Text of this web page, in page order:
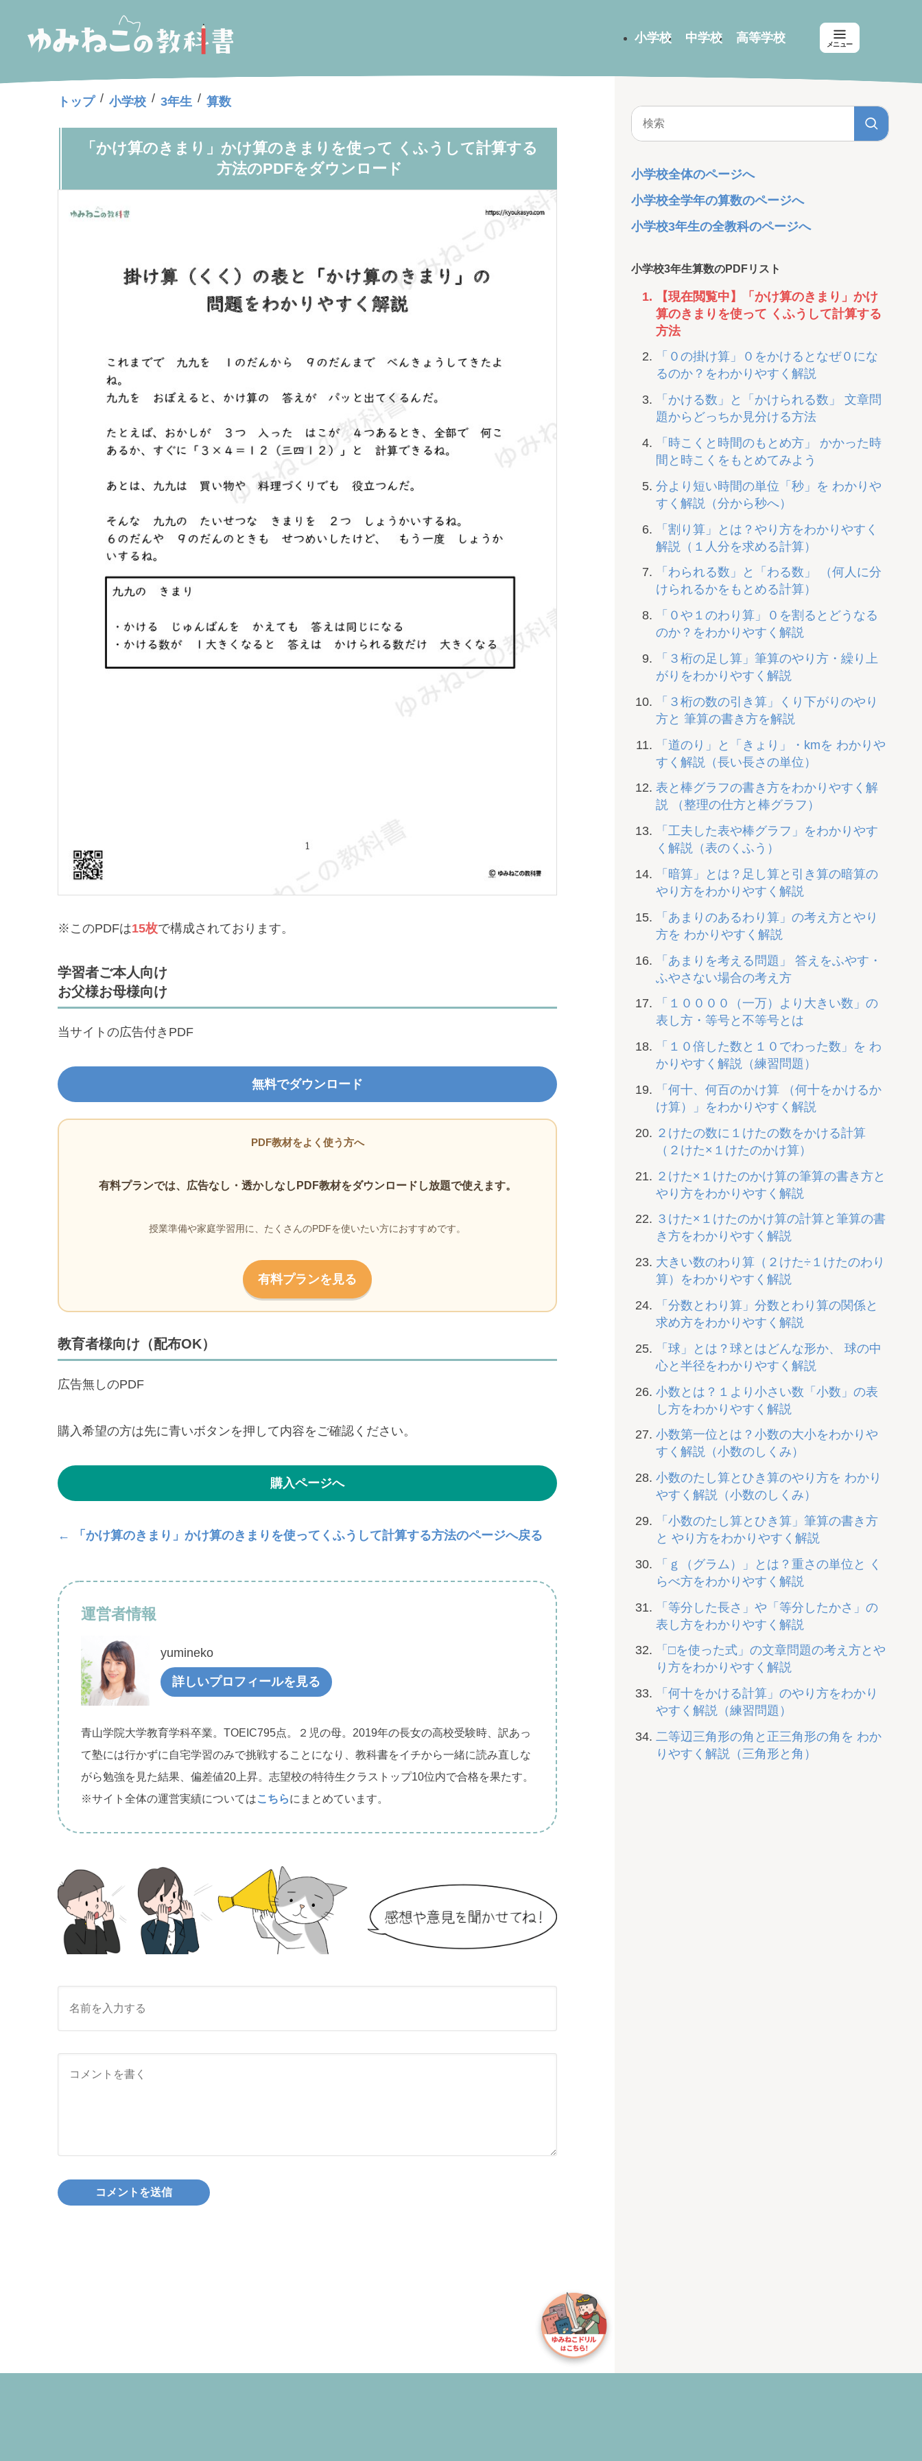
小学校 中学校 高等学校 メニュー
トップ / 小学校 / 3年生 / 算数
「かけ算のきまり」かけ算のきまりを使って くふうして計算する
方法のPDFをダウンロード
※このPDFは15枚で構成されております。
学習者ご本人向け
お父様お母様向け
当サイトの広告付きPDF
無料でダウンロード
PDF教材をよく使う方へ
有料プランでは、広告なし・透かしなしPDF教材をダウンロードし放題で使えます。
授業準備や家庭学習用に、たくさんのPDFを使いたい方におすすめです。
有料プランを見る
教育者様向け（配布OK）
広告無しのPDF
購入希望の方は先に青いボタンを押して内容をご確認ください。
購入ページへ
← 「かけ算のきまり」かけ算のきまりを使ってくふうして計算する方法のページへ戻る
運営者情報
yumineko
詳しいプロフィールを見る
青山学院大学教育学科卒業。TOEIC795点。２児の母。2019年の長女の高校受験時、訳あっ
て塾には行かずに自宅学習のみで挑戦することになり、教科書をイチから一緒に読み直しな
がら勉強を見た結果、偏差値20上昇。志望校の特待生クラストップ10位内で合格を果たす。
※サイト全体の運営実績についてはこちらにまとめています。
小学校全体のページへ
小学校全学年の算数のページへ
小学校3年生の全教科のページへ
小学校3年生算数のPDFリスト
【現在閲覧中】「かけ算のきまり」かけ
算のきまりを使って くふうして計算する
方法
「０の掛け算」０をかけるとなぜ０にな
るのか？をわかりやすく解説
「かける数」と「かけられる数」 文章問
題からどっちか見分ける方法
「時こくと時間のもとめ方」 かかった時
間と時こくをもとめてみよう
分より短い時間の単位「秒」を わかりや
すく解説（分から秒へ）
「割り算」とは？やり方をわかりやすく
解説（１人分を求める計算）
「わられる数」と「わる数」 （何人に分
けられるかをもとめる計算）
「０や１のわり算」０を割るとどうなる
のか？をわかりやすく解説
「３桁の足し算」筆算のやり方・繰り上
がりをわかりやすく解説
「３桁の数の引き算」くり下がりのやり
方と 筆算の書き方を解説
「道のり」と「きょり」・kmを わかりや
すく解説（長い長さの単位）
表と棒グラフの書き方をわかりやすく解
説 （整理の仕方と棒グラフ）
「工夫した表や棒グラフ」をわかりやす
く解説（表のくふう）
「暗算」とは？足し算と引き算の暗算の
やり方をわかりやすく解説
「あまりのあるわり算」の考え方とやり
方を わかりやすく解説
「あまりを考える問題」 答えをふやす・
ふやさない場合の考え方
「１００００（一万）より大きい数」の
表し方・等号と不等号とは
「１０倍した数と１０でわった数」を わ
かりやすく解説（練習問題）
「何十、何百のかけ算 （何十をかけるか
け算）」をわかりやすく解説
２けたの数に１けたの数をかける計算
（２けた×１けたのかけ算）
２けた×１けたのかけ算の筆算の書き方と
やり方をわかりやすく解説
３けた×１けたのかけ算の計算と筆算の書
き方をわかりやすく解説
大きい数のわり算（２けた÷１けたのわり
算）をわかりやすく解説
「分数とわり算」分数とわり算の関係と
求め方をわかりやすく解説
「球」とは？球とはどんな形か、 球の中
心と半径をわかりやすく解説
小数とは？１より小さい数「小数」の表
し方をわかりやすく解説
小数第一位とは？小数の大小をわかりや
すく解説（小数のしくみ）
小数のたし算とひき算のやり方を わかり
やすく解説（小数のしくみ）
「小数のたし算とひき算」筆算の書き方
と やり方をわかりやすく解説
「ｇ（グラム）」とは？重さの単位と く
らべ方をわかりやすく解説
「等分した長さ」や「等分したかさ」の
表し方をわかりやすく解説
「□を使った式」の文章問題の考え方とや
り方をわかりやすく解説
「何十をかける計算」のやり方をわかり
やすく解説（練習問題）
二等辺三角形の角と正三角形の角を わか
りやすく解説（三角形と角）